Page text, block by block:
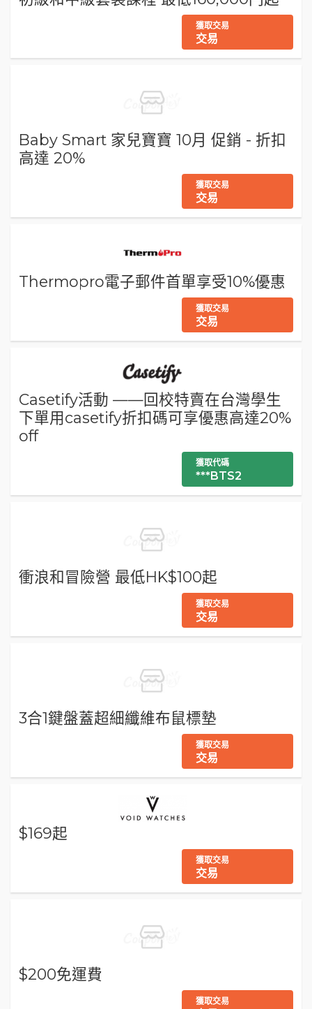
獲取交易
交易
Baby Smart 家兒寶寶 10月 促銷 - 折扣
高達 20%
獲取交易
交易
Thermopro電子郵件首單享受10%優惠
獲取交易
交易
Casetify活動 ——回校特賣在台灣學生
下單用casetify折扣碼可享優惠高達20%
off
獲取代碼
***BTS2
衝浪和冒險營 最低HK$100起
獲取交易
交易
3合1鍵盤蓋超細纖維布鼠標墊
獲取交易
交易
$169起
獲取交易
交易
$200免運費
獲取交易